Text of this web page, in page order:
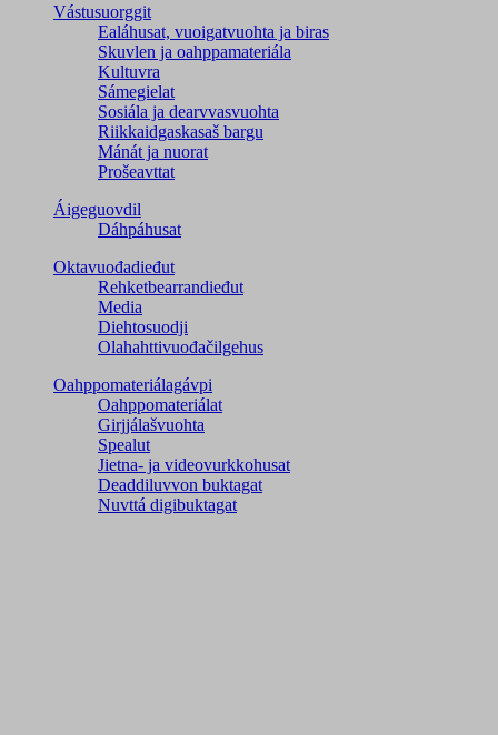
Vástusuorggit
Ealáhusat, vuoigatvuohta ja biras
Skuvlen ja oahppamateriála
Kultuvra
Sámegielat
Sosiála ja dearvvasvuohta
Riikkaidgaskasaš bargu
Mánát ja nuorat
Prošeavttat
Áigeguovdil
Dáhpáhusat
Oktavuođadieđut
Rehketbearrandieđut
Media
Diehtosuodji
Olahahttivuođačilgehus
Oahppomateriálagávpi
Oahppomateriálat
Girjjálašvuohta
Spealut
Jietna- ja videovurkkohusat
Deaddiluvvon buktagat
Nuvttá digibuktagat